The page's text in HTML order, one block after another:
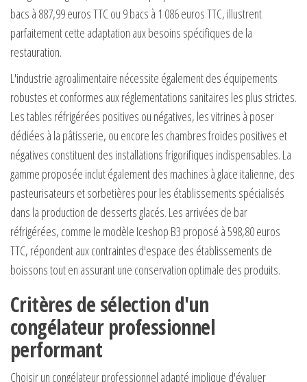
bacs à 887,99 euros TTC ou 9 bacs à 1 086 euros TTC, illustrent
parfaitement cette adaptation aux besoins spécifiques de la
restauration.
L'industrie agroalimentaire nécessite également des équipements
robustes et conformes aux réglementations sanitaires les plus strictes.
Les tables réfrigérées positives ou négatives, les vitrines à poser
dédiées à la pâtisserie, ou encore les chambres froides positives et
négatives constituent des installations frigorifiques indispensables. La
gamme proposée inclut également des machines à glace italienne, des
pasteurisateurs et sorbetières pour les établissements spécialisés
dans la production de desserts glacés. Les arrivées de bar
réfrigérées, comme le modèle Iceshop B3 proposé à 598,80 euros
TTC, répondent aux contraintes d'espace des établissements de
boissons tout en assurant une conservation optimale des produits.
Critères de sélection d'un
congélateur professionnel
performant
Choisir un congélateur professionnel adapté implique d'évaluer